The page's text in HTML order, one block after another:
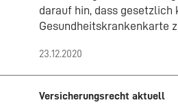
darauf hin, dass
Gesundheitskrankenkarte
23.12.2020
Versicherungsrecht aktuell